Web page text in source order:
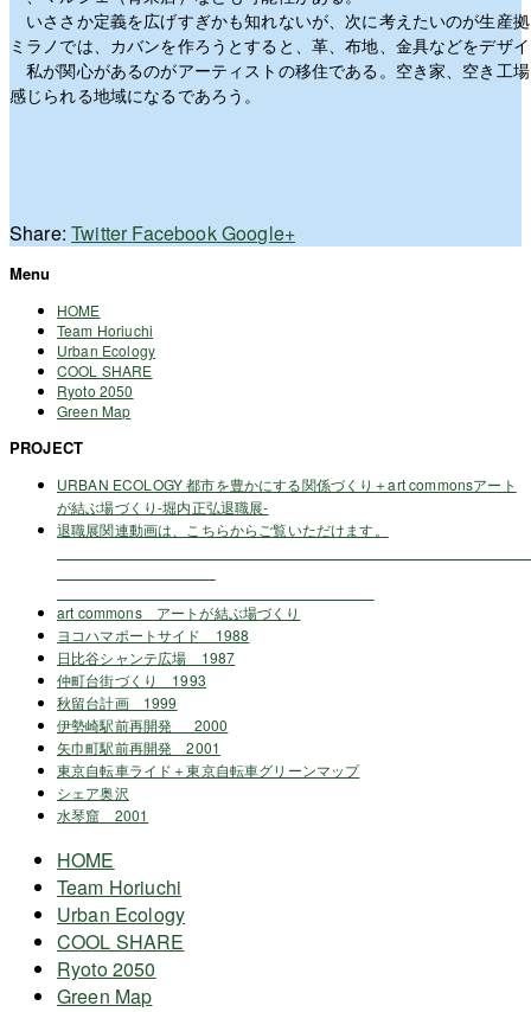
いささか定義を広げすぎかも知れないが、次に考えたいのが生産
ミラノでは、カバンを作ろうとすると、革、布地、金具などをデザ
私が関心があるのがアーティストの移住である。空き家、空き工
感じられる地域になるであろう。
Share: Twitter FacebookGoogle+
Menu
HOME
Team Horiuchi
Urban Ecology
COOL SHARE
Ryoto 2050
Green Map
PROJECT
URBAN ECOLOGY 都市を豊かにする関係づくり＋art commonsアート
が結ぶ場づくり-堀内正弘退職展-
退職展関連動画は、こちらからご覧いただけます。
art commons アートが結ぶ場づくり
ヨコハマポートサイド 1988
日比谷シャンテ広場 1987
仲町台街づくり 1993
秋留台計画 1999
伊勢崎駅前再開発 2000
矢巾町駅前再開発 2001
東京自転車ライド＋東京自転車グリーンマップ
シェア奥沢
水琴窟 2001
HOME
Team Horiuchi
Urban Ecology
COOL SHARE
Ryoto 2050
Green Map